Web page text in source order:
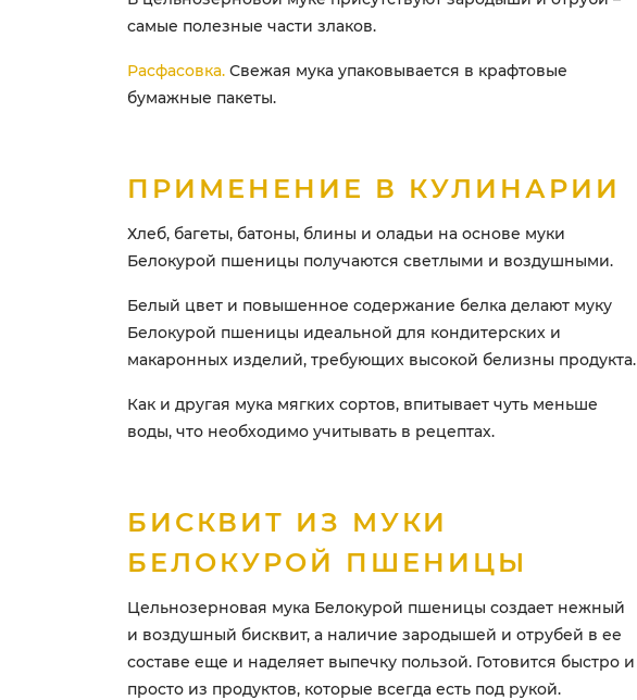
самые полезные части злаков.
Расфасовка. Свежая мука упаковывается в крафтовые
бумажные пакеты.
ПРИМЕНЕНИЕ В КУЛИНАРИИ
Хлеб, багеты, батоны, блины и оладьи на основе муки
Белокурой пшеницы получаются светлыми и воздушными.
Белый цвет и повышенное содержание белка делают муку
Белокурой пшеницы идеальной для кондитерских и
макаронных изделий, требующих высокой белизны продукта.
Как и другая мука мягких сортов, впитывает чуть меньше
воды, что необходимо учитывать в рецептах.
БИСКВИТ ИЗ МУКИ
БЕЛОКУРОЙ ПШЕНИЦЫ
Цельнозерновая мука Белокурой пшеницы создает нежный
и воздушный бисквит, а наличие зародышей и отрубей в ее
составе еще и наделяет выпечку пользой. Готовится быстро и
просто из продуктов, которые всегда есть под рукой.